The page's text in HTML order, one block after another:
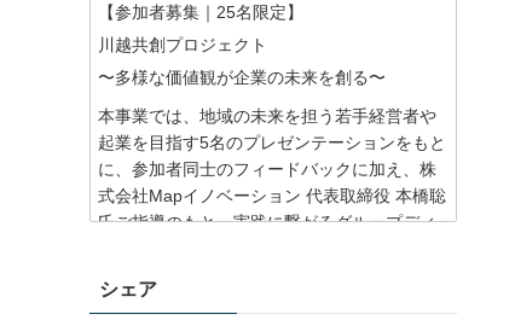
【参加者募集｜25名限定】
川越共創プロジェクト
〜多様な価値観が企業の未来を創る〜
本事業では、地域の未来を担う若手経営者や
起業を目指す5名のプレゼンテーションをもと
に、参加者同士のフィードバックに加え、株
式会社Mapイノベーション 代表取締役 本橋聡
氏ご指導のもと、実践に繋がるグループディ
シェア